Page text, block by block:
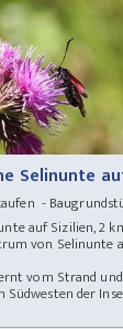
Selinunte
-
auf Sizilien, 2
von Selinunte
vom Strand
der